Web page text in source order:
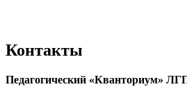
Контакты
Педагогический «Кванториум»